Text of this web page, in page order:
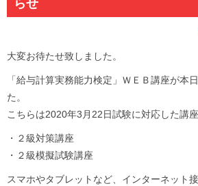
らせ
大変お待たせ致しました。
「給与計算実務能力検定」ＷＥＢ講座が本
た。
こちらは2020年3月22日試験に対応した講
・２級対策講座
・２級模擬試験講座
スマホやタブレットなど、インターネット